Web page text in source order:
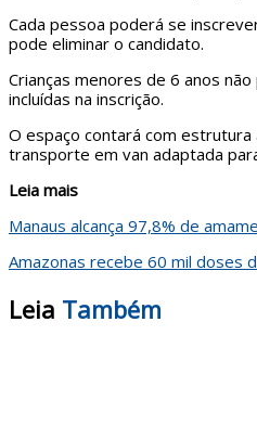
Cada pessoa poderá se
pode eliminar o candidato.
Crianças menores de 6 anos
incluídas na inscrição.
O espaço contará com
transporte em van adaptada
Leia mais
Manaus alcança 97,8% de
Amazonas recebe 60 mil doses
Leia Também